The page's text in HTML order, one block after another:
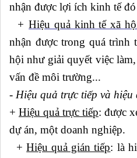
nhận được lợi ích kinh tế
+Hiệu quả kinh tế xã
nhận được trong quá trình
hội như giải quyết việc
vấn đề môi trường...
- Hiệu quả trực tiếp và
+ Hiệu quả trực tiếp: được
dự án, một doanh nghiệp.
+Hiệu quả gián tiếp: là